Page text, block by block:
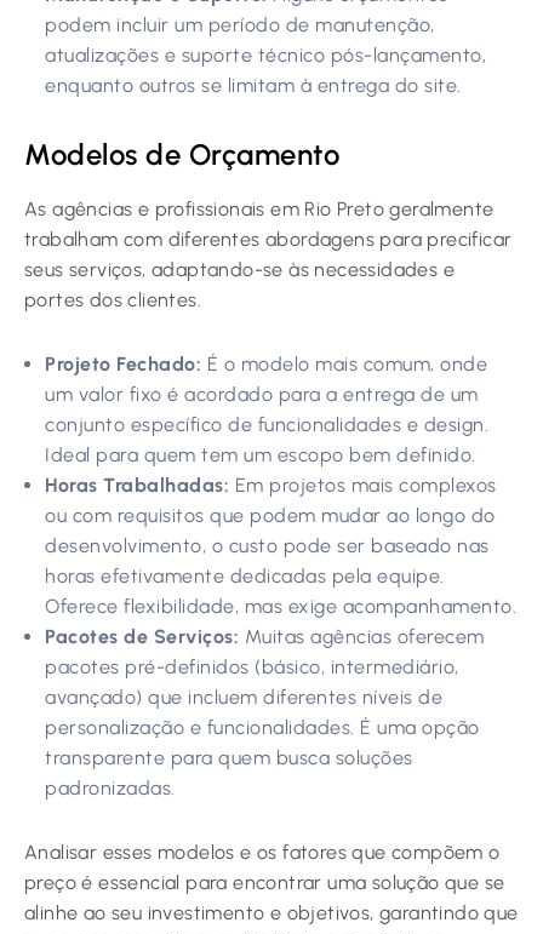
podem incluir um período de manutenção,
atualizações e suporte técnico pós-lançamento,
enquanto outros se limitam à entrega do site.
Modelos de Orçamento
As agências e profissionais em Rio Preto geralmente
trabalham com diferentes abordagens para precificar
seus serviços, adaptando-se às necessidades e
portes dos clientes.
Projeto Fechado: É o modelo mais comum, onde
um valor fixo é acordado para a entrega de um
conjunto específico de funcionalidades e design.
Ideal para quem tem um escopo bem definido.
Horas Trabalhadas: Em projetos mais complexos
ou com requisitos que podem mudar ao longo do
desenvolvimento, o custo pode ser baseado nas
horas efetivamente dedicadas pela equipe.
Oferece flexibilidade, mas exige acompanhamento.
Pacotes de Serviços: Muitas agências oferecem
pacotes pré-definidos (básico, intermediário,
avançado) que incluem diferentes níveis de
personalização e funcionalidades. É uma opção
transparente para quem busca soluções
padronizadas.
Analisar esses modelos e os fatores que compõem o
preço é essencial para encontrar uma solução que se
alinhe ao seu investimento e objetivos, garantindo que